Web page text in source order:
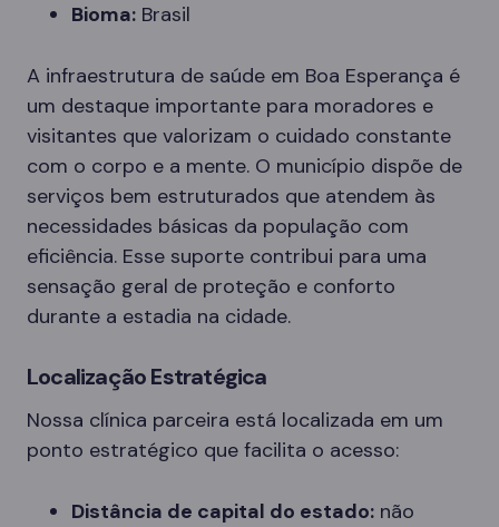
Bioma: Brasil
A infraestrutura de saúde em Boa Esperança é
um destaque importante para moradores e
visitantes que valorizam o cuidado constante
com o corpo e a mente. O município dispõe de
serviços bem estruturados que atendem às
necessidades básicas da população com
eficiência. Esse suporte contribui para uma
sensação geral de proteção e conforto
durante a estadia na cidade.
Localização Estratégica
Nossa clínica parceira está localizada em um
ponto estratégico que facilita o acesso:
Distância de capital do estado: não